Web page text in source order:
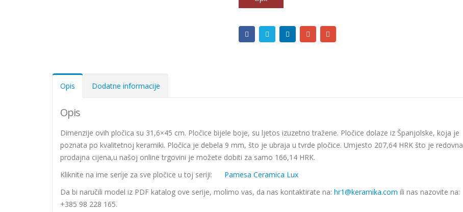
Opis Dodatne informacije
Opis
Dimenzije ovih pločica su 31,6×45 cm. Pločice bijele boje, su ljetos izuzetno tražene. Pločice dolaze iz Španjolske, koja je
poznata po kvalitetnoj keramiki. Pločica je debela 9 mm, što je ubraja u tvrde pločice. Umjesto 207,64 HRK što je redovna
prodajna cijena,u našoj online trgovini je možete dobiti za samo 166,14 HRK.
Kliknite na ime serije za sve pločice u toj seriji:
Pamesa Ceramica Lux
Da bi naručili model iz PDF katalog ove serije, molimo vas, da nas kontaktirate na: hr1@keramika.com ili nas nazovite na:
+385 98 228 165.